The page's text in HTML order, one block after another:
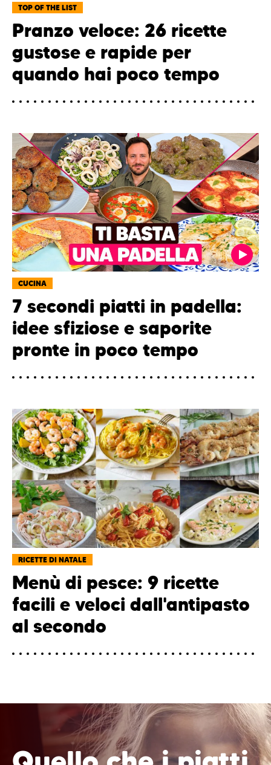
TOP OF THE LIST
Pranzo veloce: 26 ricette
gustose e rapide per
quando hai poco tempo
CUCINA
7 secondi piatti in padella:
idee sfiziose e saporite
pronte in poco tempo
RICETTE DI NATALE
Menù di pesce: 9 ricette
facili e veloci dall'antipasto
al secondo